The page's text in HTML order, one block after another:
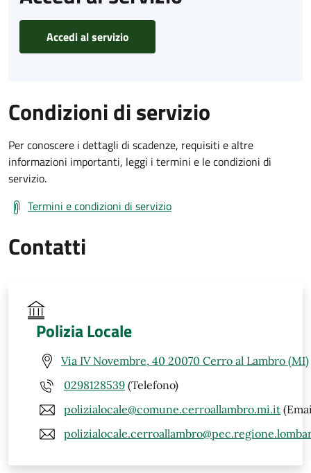
Accedi al servizio
Condizioni di servizio
Per conoscere i dettagli di scadenze, requisiti e altre
informazioni importanti, leggi i termini e le condizioni di
servizio.
Termini e condizioni di servizio
Contatti
Polizia Locale
Via IV Novembre, 40 20070 Cerro al Lambro (MI)
0298128539 (Telefono)
polizialocale@comune.cerroallambro.mi.it